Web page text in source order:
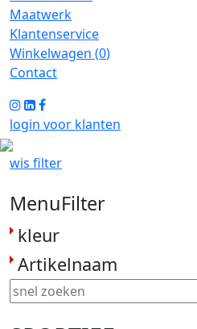
Maatwerk
Klantenservice
Winkelwagen (0)
Contact
login voor klanten
wis filter
MenuFilter
kleur
Artikelnaam